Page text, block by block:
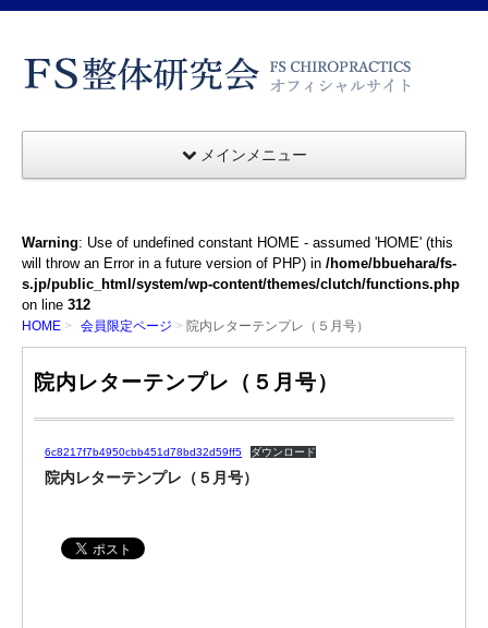
メインメニュー
Warning: Use of undefined constant HOME - assumed 'HOME' (this
will throw an Error in a future version of PHP) in /home/bbuehara/fs-
s.jp/public_html/system/wp-content/themes/clutch/functions.php
on line 312
HOME 会員限定ページ 院内レターテンプレ（５月号）
院内レターテンプレ（５月号）
6c8217f7b4950cbb451d78bd32d59ff5 ダウンロード
院内レターテンプレ（５月号）